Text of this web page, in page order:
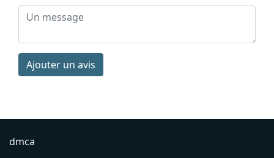
Ajouter un avis
dmca